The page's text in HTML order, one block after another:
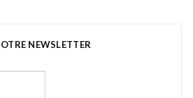
NEWSLETTER